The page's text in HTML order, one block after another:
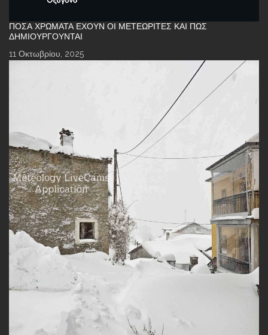
ΠΌΣΑ ΧΡΏΜΑΤΑ ΈΧΟΥΝ ΟΙ ΜΕΤΕΩΡΊΤΕΣ ΚΑΙ ΠΏΣ
ΔΗΜΙΟΥΡΓΟΎΝΤΑΙ
11 Οκτωβρίου, 2025